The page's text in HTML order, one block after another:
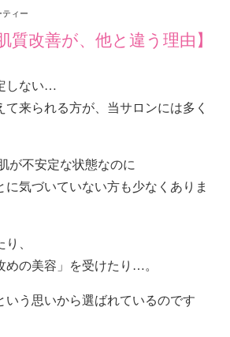
ティー
質改善が、他と違う理由】
しない…
て来られる方が、当サロンには多く
が不安定な状態なのに
に気づいていない方も少なくありま
、
めの美容」を受けたり…。
いう思いから選ばれているのです